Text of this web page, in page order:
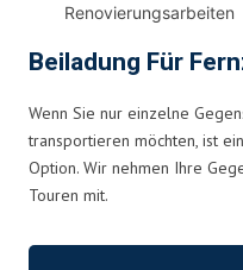
Renovierungsarbeiten
Beiladung Für
Wenn Sie nur einzelne
transportieren möchten, ist
Option. Wir nehmen Ihre
Touren mit.